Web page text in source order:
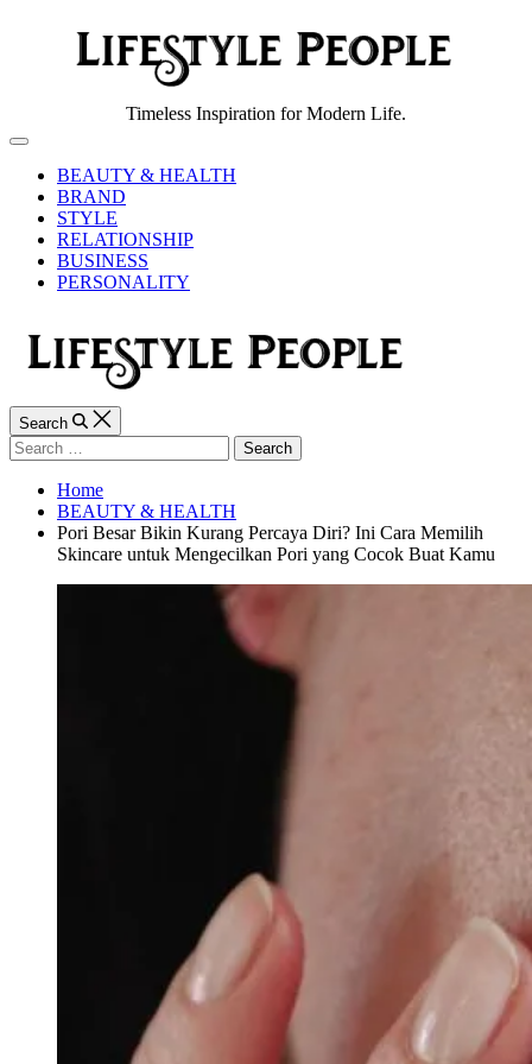
People
Timeless Inspiration for Modern Life.
Off
CanvasBEAUTY & HEALTH
BRAND
STYLE
RELATIONSHIP
BUSINESS
PERSONALITY
Search
Search
for:
Home
BEAUTY & HEALTH
Pori Besar Bikin Kurang Percaya Diri? Ini Cara Memilih
Skincare untuk Mengecilkan Pori yang Cocok Buat Kamu